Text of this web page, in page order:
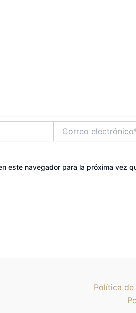
electrónico*
este navegador para la próxima vez
Política